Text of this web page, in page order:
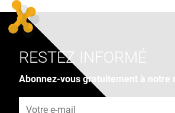
RESTEZ INFORMÉ
Abonnez-vous gratuitement à notre